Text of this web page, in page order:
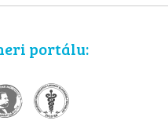
portálu: